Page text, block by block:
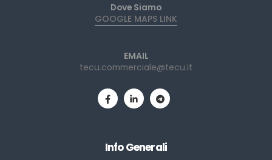
Dove Siamo
GOOGLE MAPS LINK
EMAIL
tecu.commerciale@tecu.it
Info Generali